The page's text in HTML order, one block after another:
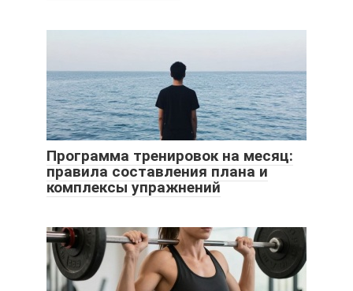
Программа тренировок на месяц:
правила составления плана и
комплексы упражнений